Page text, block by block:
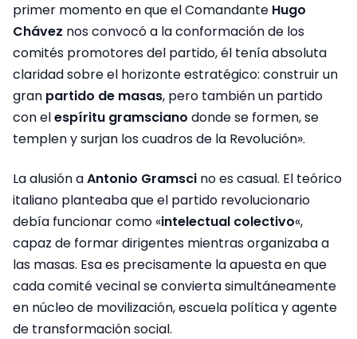
primer momento en que el Comandante Hugo
Chávez nos convocó a la conformación de los
comités promotores del partido, él tenía absoluta
claridad sobre el horizonte estratégico: construir un
gran partido de masas, pero también un partido
con elespíritu gramsciano donde se formen, se
templen y surjan los cuadros de la Revolución».
La alusión aAntonio Gramsci no es casual. El teórico
italiano planteaba que el partido revolucionario
debía funcionar como «intelectual colectivo«,
capaz de formar dirigentes mientras organizaba a
las masas. Esa es precisamente la apuesta en que
cada comité vecinal se convierta simultáneamente
en núcleo de movilización, escuela política y agente
de transformación social.